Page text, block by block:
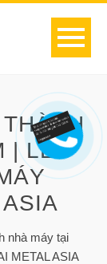
| LỄ
nhà máy tại
METAL ASIA